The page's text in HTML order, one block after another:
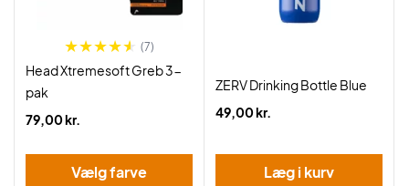
(7)
Head Xtremesoft Greb 3-
pak
79,00 kr.
Vælg farve
ZERV Drinking Bottle Blue
49,00 kr.
Læg i kurv